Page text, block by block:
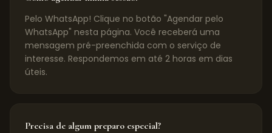
Pelo WhatsApp! Clique no botão "Agendar pelo
WhatsApp" nesta página. Você receberá uma
mensagem pré-preenchida com o serviço de
interesse. Respondemos em até 2 horas em dias
úteis.
Precisa de algum preparo especial?